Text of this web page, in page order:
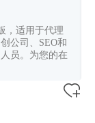
，适用于代理
公司、SEO和
员。为您的在